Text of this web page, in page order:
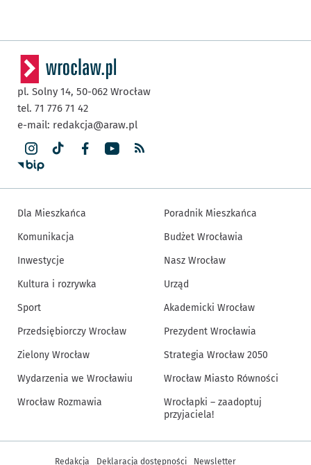
pl. Solny 14, 50-062 Wrocław
tel. 71 776 71 42
e-mail: redakcja@araw.pl
Dla Mieszkańca
Komunikacja
Inwestycje
Kultura i rozrywka
Sport
Przedsiębiorczy Wrocław
Zielony Wrocław
Wydarzenia we Wrocławiu
Wrocław Rozmawia
Poradnik Mieszkańca
Budżet Wrocławia
Nasz Wrocław
Urząd
Akademicki Wrocław
Prezydent Wrocławia
Strategia Wrocław 2050
Wrocław Miasto Równości
Wrocłapki – zaadoptuj
przyjaciela!
Inne informacje
Redakcja Deklaracja dostępności Newsletter